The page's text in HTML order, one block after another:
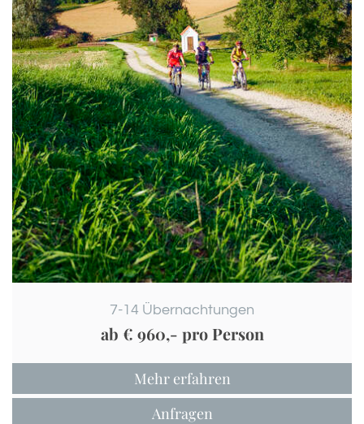
7-14 Übernachtungen
ab € 960,- pro Person
Mehr erfahren
Anfragen